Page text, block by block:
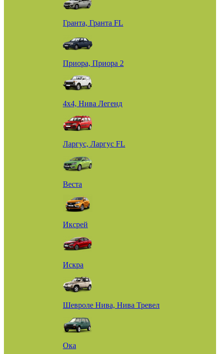
Гранта, Гранта FL
Приора, Приора 2
4х4, Нива Легенд
Ларгус, Ларгус FL
Веста
Иксрей
Искра
Шевроле Нива, Нива Тревел
Ока